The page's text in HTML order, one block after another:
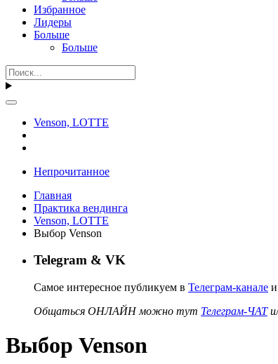
Избранное
Лидеры
Больше
Больше
Venson, LOTTE
Непрочитанное
Главная
Практика вендинга
Venson, LOTTE
Выбор Venson
Telegram & VK
Самое интересное публикуем в Телеграм-канале и
Общаться ОНЛАЙН можно тут Телеграм-ЧАТ
Выбор Venson